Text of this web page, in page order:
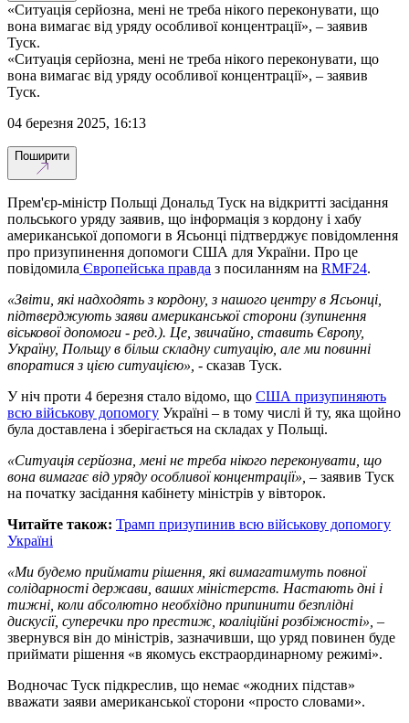
«Ситуація серйозна, мені не треба нікого переконувати, що
вона вимагає від уряду особливої концентрації», – заявив
Туск.
«Ситуація серйозна, мені не треба нікого переконувати, що
вона вимагає від уряду особливої концентрації», – заявив
Туск.
04 березня 2025, 16:13
Поширити
Прем'єр-міністр Польщі Дональд Туск на відкритті засідання
польського уряду заявив, що інформація з кордону і хабу
американської допомоги в Ясьонці підтверджує повідомлення
про призупинення допомоги США для України. Про це
повідомила Європейська правда з посиланням на RMF24.
«Звіти, які надходять з кордону, з нашого центру в Ясьонці,
підтверджують заяви американської сторони (зупинення
віськової допомоги - ред.). Це, звичайно, ставить Європу,
Україну, Польщу в більш складну ситуацію, але ми повинні
впоратися з цією ситуацією», - сказав Туск.
У ніч проти 4 березня стало відомо, що США призупиняють
всю військову допомогу Україні – в тому числі й ту, яка щойно
була доставлена і зберігається на складах у Польщі.
«Ситуація серйозна, мені не треба нікого переконувати, що
вона вимагає від уряду особливої концентрації», – заявив Туск
на початку засідання кабінету міністрів у вівторок.
Читайте також: Трамп призупинив всю військову допомогу
Україні
«Ми будемо приймати рішення, які вимагатимуть повної
солідарності держави, ваших міністерств. Настають дні і
тижні, коли абсолютно необхідно припинити безплідні
дискусії, суперечки про престиж, коаліційні розбіжності», –
звернувся він до міністрів, зазначивши, що уряд повинен буде
приймати рішення «в якомусь екстраординарному режимі».
Водночас Туск підкреслив, що немає «жодних підстав»
вважати заяви американської сторони «просто словами».